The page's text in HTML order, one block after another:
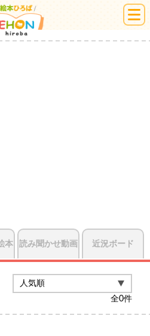
絵本ひろば
本 読み聞かせ動画 近況ボード
全0件